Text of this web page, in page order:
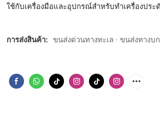
ใช้กับเครื่องมือและอุปกรณ์สำหรับทำเครื่องประ
การส่งสินค้า: ขนส่งด่วนทางทะเล · ขนส่งทางบ